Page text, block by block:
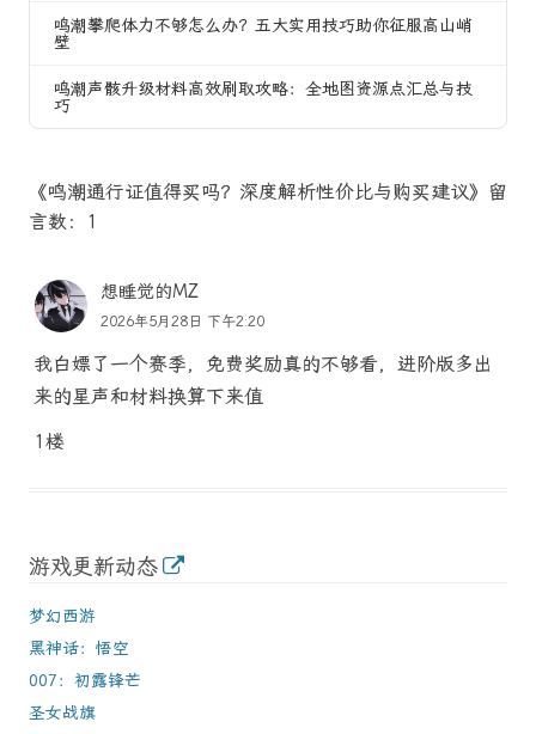
鸣潮攀爬体力不够怎么办？五大实用技巧助你征服高山峭
壁
鸣潮声骸升级材料高效刷取攻略：全地图资源点汇总与技
巧
《鸣潮通行证值得买吗？深度解析性价比与购买建议》留
言数：1
想睡觉的MZ
2026年5月28日 下午2:20
我白嫖了一个赛季，免费奖励真的不够看，进阶版多出
来的星声和材料换算下来值
1楼
游戏更新动态
梦幻西游
黑神话：悟空
007：初露锋芒
圣女战旗